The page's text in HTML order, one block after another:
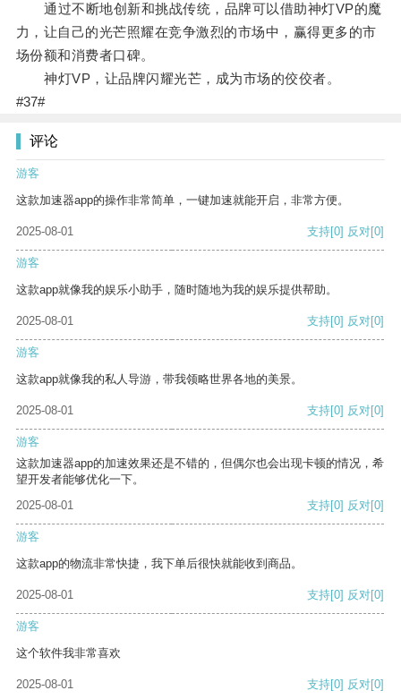
通过不断地创新和挑战传统，品牌可以借助神灯VP的魔
力，让自己的光芒照耀在竞争激烈的市场中，赢得更多的市
场份额和消费者口碑。
神灯VP，让品牌闪耀光芒，成为市场的佼佼者。
#37#
评论
游客
这款加速器app的操作非常简单，一键加速就能开启，非常方便。
2025-08-01 支持[0] 反对[0]
游客
这款app就像我的娱乐小助手，随时随地为我的娱乐提供帮助。
2025-08-01 支持[0] 反对[0]
游客
这款app就像我的私人导游，带我领略世界各地的美景。
2025-08-01 支持[0] 反对[0]
游客
这款加速器app的加速效果还是不错的，但偶尔也会出现卡顿的情况，希
望开发者能够优化一下。
2025-08-01
支持[0] 反对[0]
游客
这款app的物流非常快捷，我下单后很快就能收到商品。
2025-08-01 支持[0] 反对[0]
游客
这个软件我非常喜欢
2025-08-01 支持[0] 反对[0]